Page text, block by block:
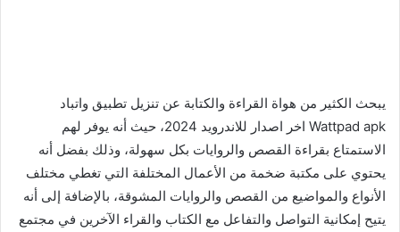
يبحث الكثير من هواة القراءة والكتابة عن تنزيل تطبيق واتباد
Wattpad apk اخر اصدار للاندرويد 2024، حيث أنه يوفر لهم
الاستمتاع بقراءة القصص والروايات بكل سهولة، وذلك بفضل أنه
يحتوي على مكتبة ضخمة من الأعمال المختلفة التي تغطي مختلف
الأنواع والمواضيع من القصص والروايات المشوقة، بالإضافة إلى أنه
يتيح إمكانية التواصل والتفاعل مع الكتاب والقراء الآخرين في مجتمع